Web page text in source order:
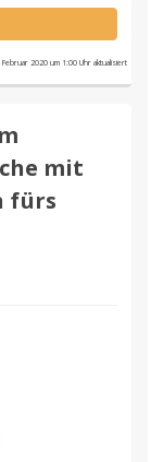
2020 um 1:00 Uhr aktualisiert
mit
fürs